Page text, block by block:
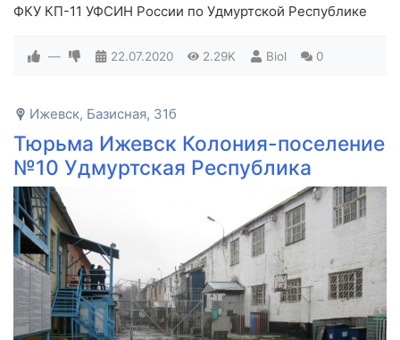
ФКУ КП-11 УФСИН России по Удмуртской Республике
— 22.07.2020 2.29K Biol 0
Ижевск, Базисная, 31б
Тюрьма Ижевск Колония-поселение
№10 Удмуртская Республика